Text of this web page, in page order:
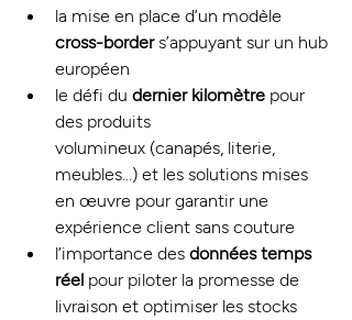
la mise en place d’un modèle
cross-border s’appuyant sur un hub
européen
le défi du dernier kilomètre pour
des produits
volumineux (canapés, literie,
meubles…) et les solutions mises
en œuvre pour garantir une
expérience client sans couture
l’importance des données temps
réel pour piloter la promesse de
livraison et optimiser les stocks